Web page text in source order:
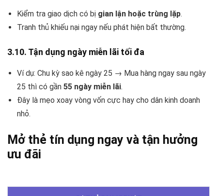
Kiểm tra giao dịch có bị gian lận hoặc trùng lặp.
Tranh thủ khiếu nại ngay nếu phát hiện bất thường.
3.10. Tận dụng ngày miễn lãi tối đa
Ví dụ: Chu kỳ sao kê ngày 25 → Mua hàng ngay sau ngày
25 thì có gần 55 ngày miễn lãi.
Đây là mẹo xoay vòng vốn cực hay cho dân kinh doanh
nhỏ.
Mở thẻ tín dụng ngay và tận hưởng
ưu đãi